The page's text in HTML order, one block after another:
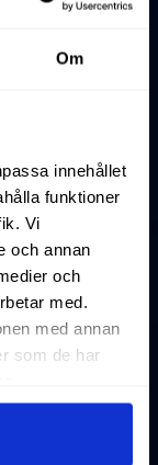
Om
innehållet
funktioner
Vi
och annan
och
med.
med annan
som de har